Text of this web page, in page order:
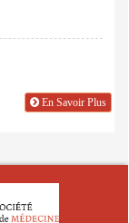
En Savoir Plus